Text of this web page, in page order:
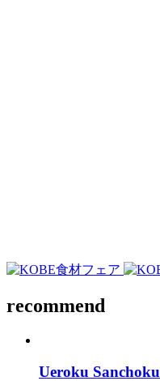
recommend
Ueroku